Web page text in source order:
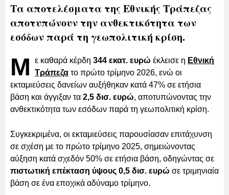
Τα αποτελέσματα της Εθνικής Τράπεζας
αποτυπώνουν την ανθεκτικότητα των
εσόδων παρά τη γεωπολιτική κρίση.
Μ ε καθαρά κέρδη 344 εκατ. ευρώ έκλεισε η Εθνική
Τράπεζα το πρώτο τρίμηνο 2026, ενώ οι
εκταμιεύσεις δανείων αυξήθηκαν κατά 47% σε ετήσια
βάση και άγγιξαν τα 2,5 δισ. ευρώ, αποτυπώνοντας την
ανθεκτικότητα των εσόδων παρά τη γεωπολιτική κρίση.
Συγκεκριμένα, οι εκταμιεύσεις παρουσίασαν επιτάχυνση
σε σχέση με το πρώτο τρίμηνο 2025, σημειώνοντας
αύξηση κατά σχεδόν 50% σε ετήσια βάση, οδηγώντας σε
πιστωτική επέκταση ύψους 0,5 δισ. ευρώ σε τριμηνιαία
βάση σε ένα εποχικά αδύναμο τρίμηνο.